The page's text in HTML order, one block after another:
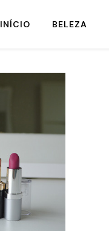
INÍCIO BELEZA